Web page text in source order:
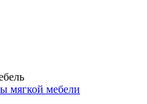
мягкой мебели